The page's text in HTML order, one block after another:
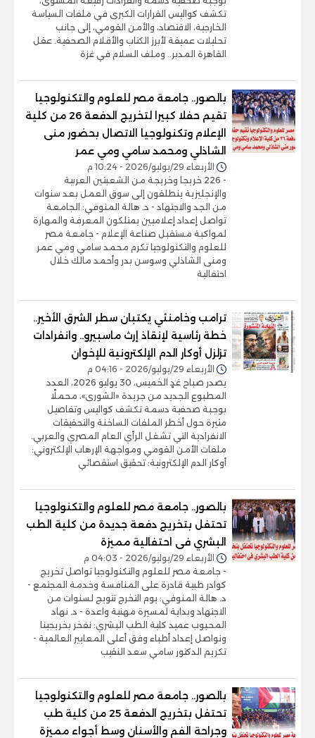
تكشف كواليس القرارات الكبرى في ملفات السياسة
الخارجية، الاقتصاد، والأمن القومي، إلى جانب
تحليلات عميقة لأبرز الكتاب والأقلام الصحفية. عقل
القاهرة المدبر.. وملف السلام في غزة
بالصور.. جامعة مصر للعلوم والتكنولوجيا
تقيم حفلا كبيرا لتخريج الدفعة 26 من كلية
الإعلام وتكنولوجيا الاتصال بحضور منى
الشاذلي ومحمد سامي ومي عمر
الأربعاء 29/يوليو/2026 - 10:24 م
- 226 خريجا وخريجة من الشعبتين العربية
والإنجليزية ينطلقون إلى سوق العمل بعد سنوات
من الجد والاجتهاد - د. هالة المنوفي: الجامعة
تواصل إعداد إعلاميين يمتلكون المعرفة والمهارة
لمواكبة مستقبل صناعة الإعلام - جامعة مصر
للعلوم والتكنولوجيا تكرم محمد سامي ومي عمر
ومنى الشاذلي وسوسن بدر وأحمد مالك خلال
احتفالية
ترامب وخامنئي يكتبان سطر الشرق الأخير..
خطة رئاسية لإنقاذ إرث ماسبيرو.. وانفرادات
تزلزل أوكار الدم الإلكترونية للإخوان
الأربعاء 29/يوليو/2026 - 04:16 م
يصدر صباح غدٍ الخميس، 30 يوليو 2026، العدد
المطبوع الجديد من جريدة «الشورى»، محملًا
بوجبة صحفية دسمة تكشف كواليس وتفاصيل
مثيرة حول أخطر الملفات الساخنة والتحقيقات
الانفرادية التي تشغل الرأي العام المصري والعربي.
ملفات الأمن القومي ومواجهة الإرهاب الإلكتروني:
أوكار الدم الإلكترونية: تحقيق استقصائي
بالصور.. جامعة مصر للعلوم والتكنولوجيا
تحتفل بتخريج دفعة جديدة من كلية الطب
البشري فى احتفالية مميزة
الأربعاء 29/يوليو/2026 - 04:03 م
- جامعة مصر للعلوم والتكنولوجيا تواصل تخريج
كوادر طبية قادرة على المنافسة وخدمة المجتمع -
د. هالة المنوفي: يوم التخرج تتويج لسنوات من
الاجتهاد وبداية لمسيرة مهنية واعدة - د. نهاد
المحبوب عميد كلية الطب البشري: نفخر بخريجينا
ونواصل إعداد أطباء وفق أعلى المعايير العالمية -
تكريم الدكتور سامي سعد النقيب
بالصور.. جامعة مصر للعلوم والتكنولوجيا
تحتفل بتخريج الدفعة 25 من كلية طب
وجراحة الفم والأسنان وسط أجواء مميزة